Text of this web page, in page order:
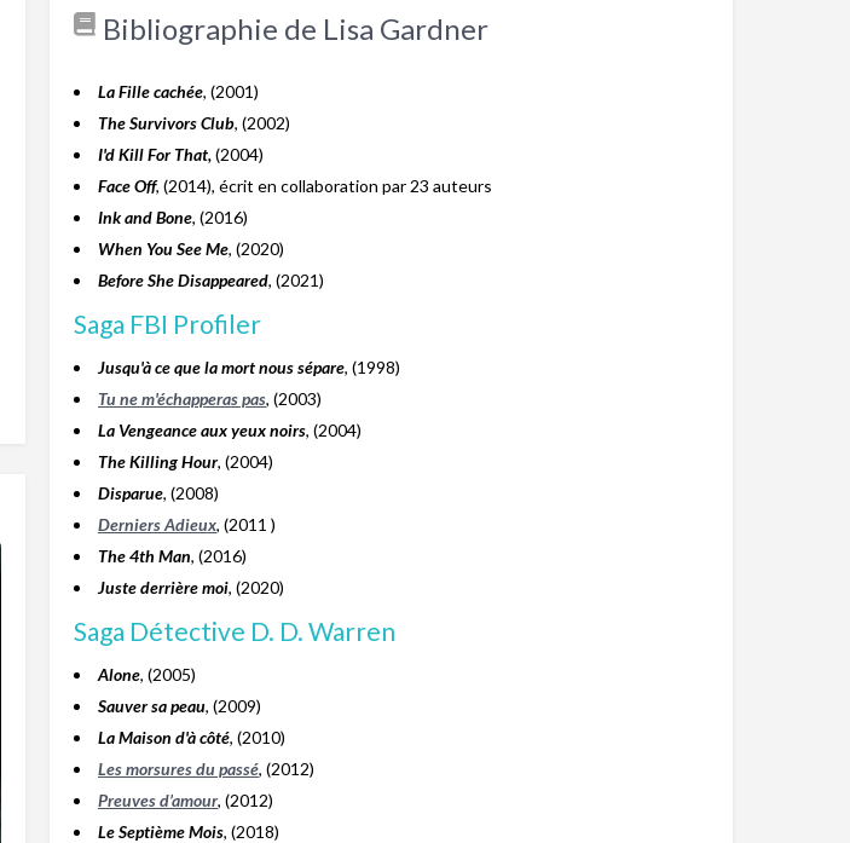
Bibliographie de Lisa Gardner
La Fille cachée, (2001)
The Survivors Club, (2002)
I'd Kill For That,(2004)
Face Off, (2014), écrit en collaboration par 23 auteurs
Ink and Bone, (2016)
When You See Me, (2020)
Before She Disappeared, (2021)
Saga FBI Profiler
Jusqu'à ce que la mort nous sépare, (1998)
Tu ne m'échapperas pas, (2003)
La Vengeance aux yeux noirs, (2004)
The Killing Hour, (2004)
Disparue, (2008)
Derniers Adieux, (2011 )
The 4th Man, (2016)
Juste derrière moi, (2020)
Saga Détective D. D. Warren
Alone, (2005)
Sauver sa peau, (2009)
La Maison d'à côté, (2010)
Les morsures du passé, (2012)
Preuves d’amour, (2012)
Le Septième Mois, (2018)